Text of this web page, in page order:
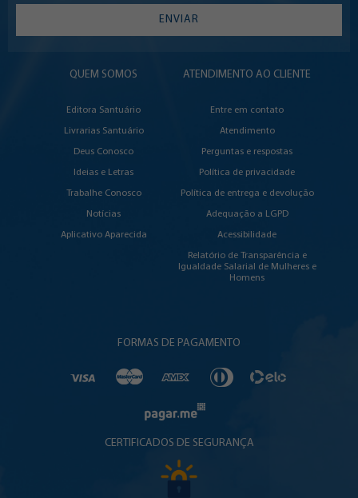
ENVIAR
QUEM SOMOS
Editora Santuário
Livrarias Santuário
Deus Conosco
Ideias e Letras
Trabalhe Conosco
Notícias
Aplicativo Aparecida
ATENDIMENTO AO CLIENTE
Entre em contato
Atendimento
Perguntas e respostas
Política de privacidade
Política de entrega e devolução
Adequação a LGPD
Acessibilidade
Relatório de Transparência e
Igualdade Salarial de Mulheres e
Homens
FORMAS DE PAGAMENTO
CERTIFICADOS DE SEGURANÇA